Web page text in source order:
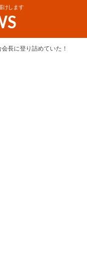
けします
長に登り詰めていた！